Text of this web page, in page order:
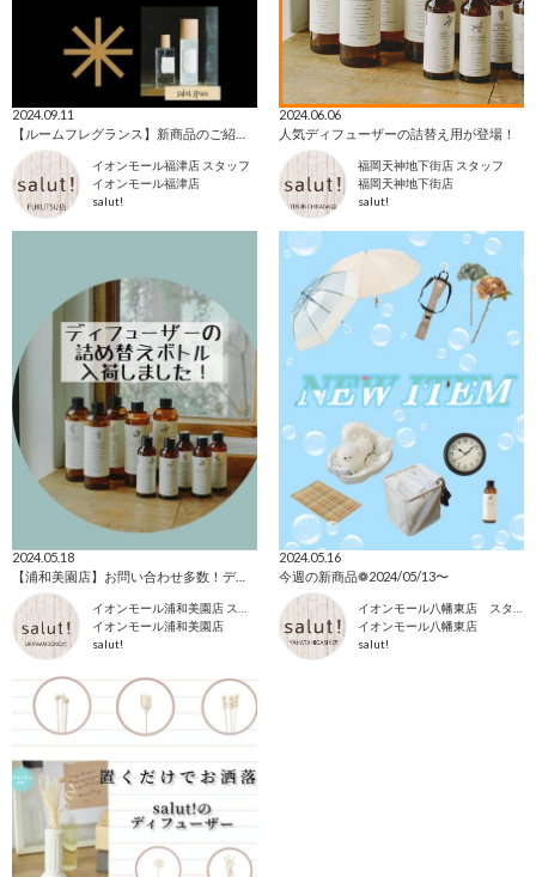
2024.09.11
イオンモール福津店 スタッフ
イオンモール福津店
salut!
2024.06.06
人気ディフューザーの詰替え用が登場！
福岡天神地下街店 スタッフ
福岡天神地下街店
salut!
2024.05.18
イオンモール浦和美園店
salut!
2024.05.16
今週の新商品❁2024/05/13〜
イオンモール八幡東店
salut!